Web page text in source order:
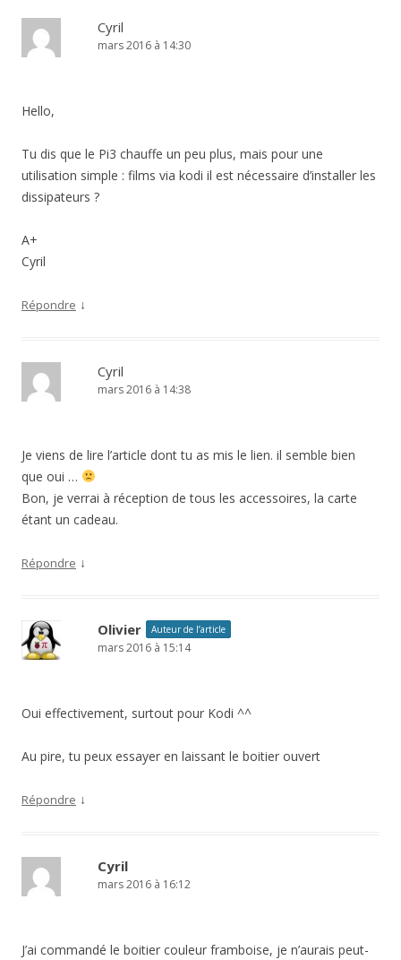
Cyril
mars 2016 à 14:30
Hello,
Tu dis que le Pi3 chauffe un peu plus, mais pour une
utilisation simple : films via kodi il est nécessaire d’installer les
dissipateurs ?
A+
Cyril
Répondre ↓
Cyril
mars 2016 à 14:38
Je viens de lire l’article dont tu as mis le lien. il semble bien
que oui …
Bon, je verrai à réception de tous les accessoires, la carte
étant un cadeau.
Répondre ↓
Olivier Auteur de l’article
mars 2016 à 15:14
Oui effectivement, surtout pour Kodi ^^
Au pire, tu peux essayer en laissant le boitier ouvert
Répondre ↓
Cyril
mars 2016 à 16:12
J’ai commandé le boitier couleur framboise, je n’aurais peut-